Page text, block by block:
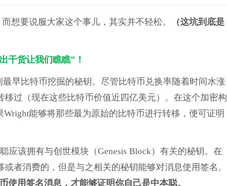
想要说服大家这个事儿，其实并不轻松。
（这坑到底是
干货让我们瞧瞧”！
早比特币挖掘的秘钥。尽管比特币兑换率随着时间水涨
过（现在这些比特币价值近四亿美元）。在这个加密构
能够将那些最为原始的比特币进行转移，便可证明
应该拥有与创世模块（Genesis Block）有关的秘钥。在
者消费的，但是与之相关的秘钥能够对消息使用签名。
用签名消息，才能够证明你自己是中本聪。